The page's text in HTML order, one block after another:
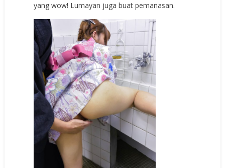
yang wow! Lumayan juga buat pemanasan.